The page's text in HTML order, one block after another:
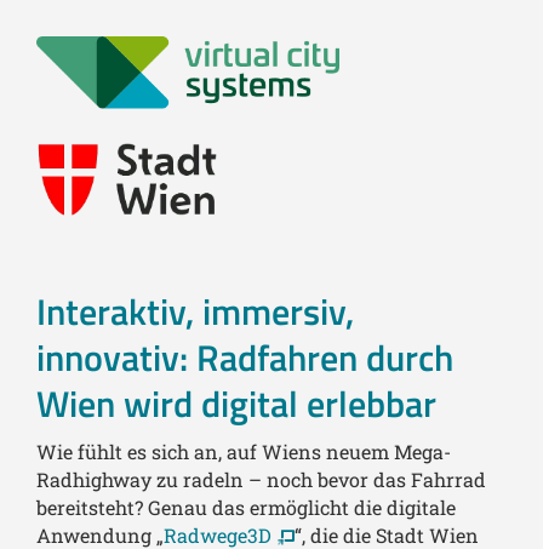
Interaktiv, immersiv,
innovativ: Radfahren durch
Wien wird digital erlebbar
Wie fühlt es sich an, auf Wiens neuem Mega-
Radhighway zu radeln – noch bevor das Fahrrad
bereitsteht? Genau das ermöglicht die digitale
Anwendung „Radwege3D
“, die die Stadt Wien